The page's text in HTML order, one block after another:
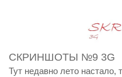
СКРИНШОТЫ №9 3G
Тут недавно лето настало,